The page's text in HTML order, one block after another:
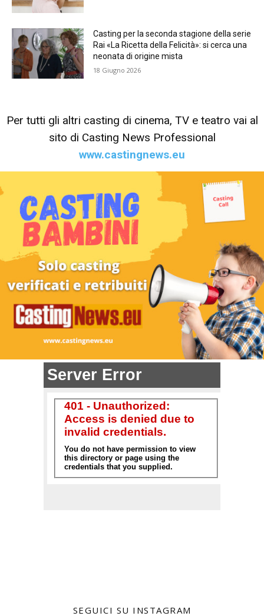
Casting per la seconda stagione della serie
Rai «La Ricetta della Felicità»: si cerca una
neonata di origine mista
18 Giugno 2026
Per tutti gli altri casting di cinema, TV e teatro vai al
sito di Casting News Professional
www.castingnews.eu
SEGUICI SU INSTAGRAM